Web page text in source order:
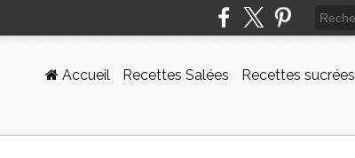
Accueil Recettes Salées Recettes sucrées